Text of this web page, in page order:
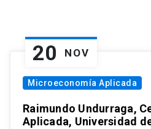
20 NOV
Microeconomía Aplicada
Raimundo Undurraga,
Aplicada, Universidad